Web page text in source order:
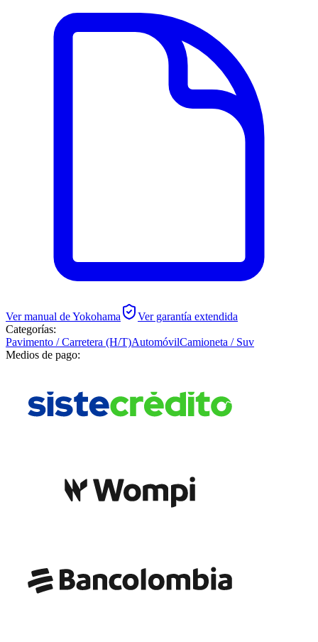
Ver manual deYokohama
Ver garantía extendida
Categorías:
Pavimento / Carretera (H/T)AutomóvilCamioneta / Suv
Medios de pago: